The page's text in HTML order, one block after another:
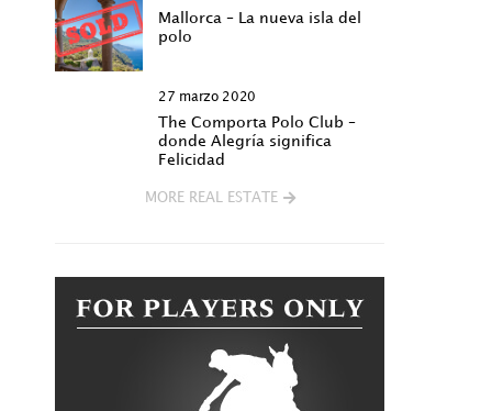
Mallorca – La nueva isla del
polo
27 marzo 2020
The Comporta Polo Club –
donde Alegría significa
Felicidad
MORE REAL ESTATE